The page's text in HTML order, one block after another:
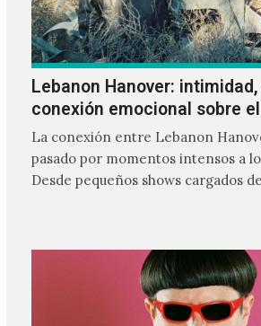
Lebanon Hanover:
conexión emocional sobre
La conexión entre Lebanon
pasado por momentos intensos a
Desde pequeños shows cargados
mezcla de post-punk, coldwave y
profundamente melancólicas.